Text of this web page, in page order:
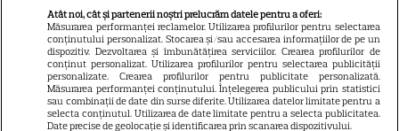
Fiul Deei și al lui Dinu Maxer a
intrat la un liceu de renume
din București. Andreas, admis
Atât noi, cât și partenerii noștri prelucrăm datele pentru a oferi:
Măsurarea performanței reclamelor. Utilizarea profilurilor pentru selectarea
conținutului personalizat. Stocarea și/sau accesarea informațiilor de pe un
dispozitiv. Dezvoltarea și îmbunătățirea serviciilor. Crearea profilurilor de
conținut personalizat. Utilizarea profilurilor pentru selectarea publicității
personalizate. Crearea profilurilor pentru publicitate personalizată.
Măsurarea performanței conținutului. Înțelegerea publicului prin statistici
sau combinații de date din surse diferite. Utilizarea datelor limitate pentru a
selecta conținutul. Utilizarea de date limitate pentru a selecta publicitatea.
Date precise de geolocație și identificarea prin scanarea dispozitivului.